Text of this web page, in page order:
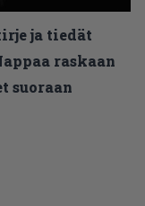
ja tiedät
raskaan
suoraan